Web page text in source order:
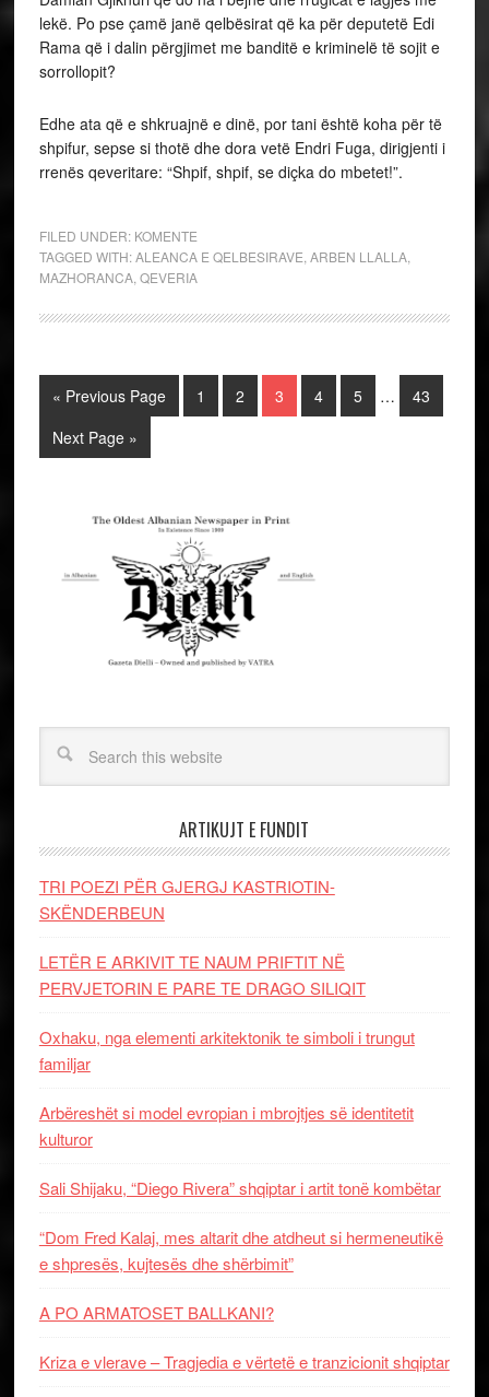
lekë. Po pse çamë janë qelbësirat që ka për deputetë Edi
Rama që i dalin përgjimet me banditë e kriminelë të sojit e
sorrollopit?
Edhe ata që e shkruajnë e dinë, por tani është koha për të
shpifur, sepse si thotë dhe dora vetë Endri Fuga, dirigjenti i
rrenës qeveritare: “Shpif, shpif, se diçka do mbetet!”.
FILED UNDER: KOMENTE
TAGGED WITH:ALEANCA E QELBESIRAVE ARBEN LLALLA,
MAZHORANCA, QEVERIA
« Previous Page 1 2 3 4 5 …
43
Next Page »
ARTIKUJT E FUNDIT
TRI POEZI PËR GJERGJ KASTRIOTIN-
SKËNDERBEUN
LETËR E ARKIVIT TE NAUM PRIFTIT NË
PERVJETORIN E PARE TE DRAGO SILIQIT
Oxhaku, nga elementi arkitektonik te simboli i trungut
familjar
Arbëreshët si model evropian i mbrojtjes së identitetit
kulturor
Sali Shijaku, “Diego Rivera” shqiptar i artit tonë kombëtar
“Dom Fred Kalaj, mes altarit dhe atdheut si hermeneutikë
e shpresës, kujtesës dhe shërbimit”
A PO ARMATOSET BALLKANI?
Kriza e vlerave – Tragjedia e vërtetë e tranzicionit shqiptar